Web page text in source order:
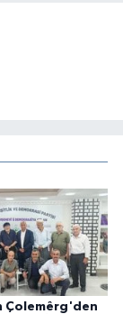
Çolemêrg'den